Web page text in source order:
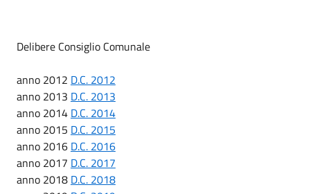
Delibere Consiglio Comunale
anno 2012 D.C. 2012
anno 2013 D.C. 2013
anno 2014 D.C. 2014
anno 2015 D.C. 2015
anno 2016 D.C. 2016
anno 2017 D.C. 2017
anno 2018 D.C. 2018